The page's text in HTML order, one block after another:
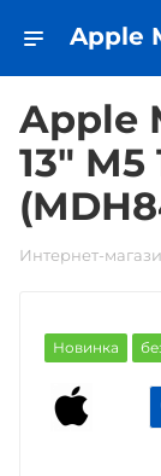
Apple
13" M5
Интернет-
Новинка